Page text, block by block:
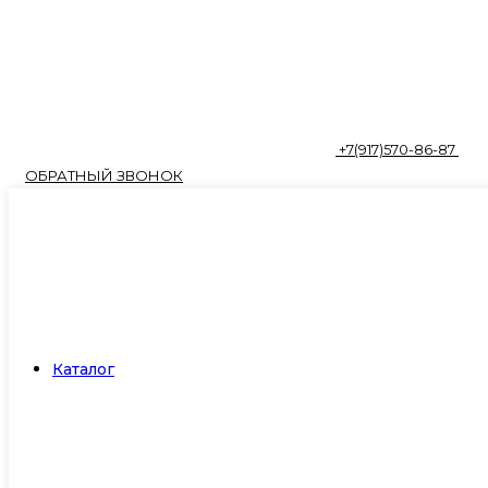
+7(917)570-86-87
ОБРАТНЫЙ ЗВОНОК
Каталог